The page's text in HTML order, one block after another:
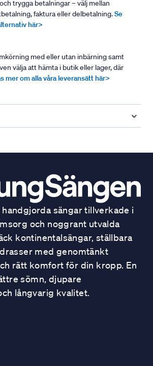
trygga betalningar – välj mellan
faktura eller delbetalning.Se
här>
med eller utan inbärning samt
välja att hämta i butik eller lager, där
mer om alla våra leveransätt här>
handgjorda sängar tillverkade i
och noggrant utvalda
kontinentalsängar, ställbara
med genomtänkt
rätt komfort för din kropp. En
sömn, djupare
långvarig kvalitet.